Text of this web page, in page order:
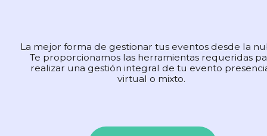
La mejor forma de gestionar tus eventos desde la
Te proporcionamos las herramientas requeridas
realizar una gestión integral de tu evento
virtual o mixto.
La mejor forma de gestionar tus eventos desde la
Te proporcionamos las herramientas requeridas
realizar una gestión integral de tu evento
virtual o mixto.